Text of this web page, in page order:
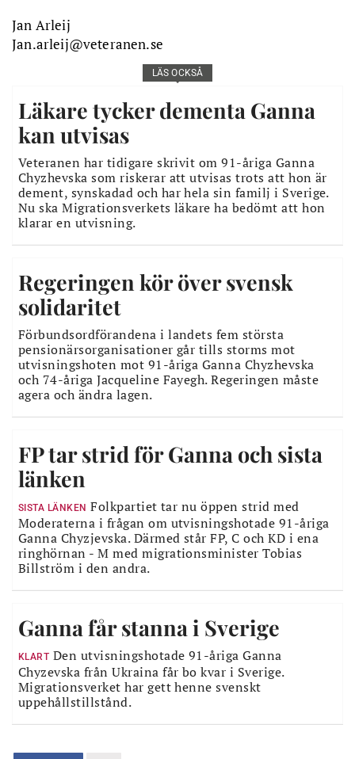
Jan Arleij
Jan.arleij@veteranen.se
LÄS OCKSÅ
Läkare tycker dementa Ganna
kan utvisas
Veteranen har tidigare skrivit om 91-åriga Ganna
Chyzhevska som riskerar att utvisas trots att hon är
dement, synskadad och har hela sin familj i Sverige.
Nu ska Migrationsverkets läkare ha bedömt att hon
klarar en utvisning.
Regeringen kör över svensk
solidaritet
Förbundsordförandena i landets fem största
pensionärsorganisationer går tills storms mot
utvisningshoten mot 91-åriga Ganna Chyzhevska
och 74-åriga Jacqueline Fayegh. Regeringen måste
agera och ändra lagen.
FP tar strid för Ganna och sista
länken
SISTA LÄNKEN Folkpartiet tar nu öppen strid med
Moderaterna i frågan om utvisningshotade 91-åriga
Ganna Chyzjevska. Därmed står FP, C och KD i ena
ringhörnan - M med migrationsminister Tobias
Billström i den andra.
Ganna får stanna i Sverige
KLART Den utvisningshotade 91-åriga Ganna
Chyzevska från Ukraina får bo kvar i Sverige.
Migrationsverket har gett henne svenskt
uppehållstillstånd.